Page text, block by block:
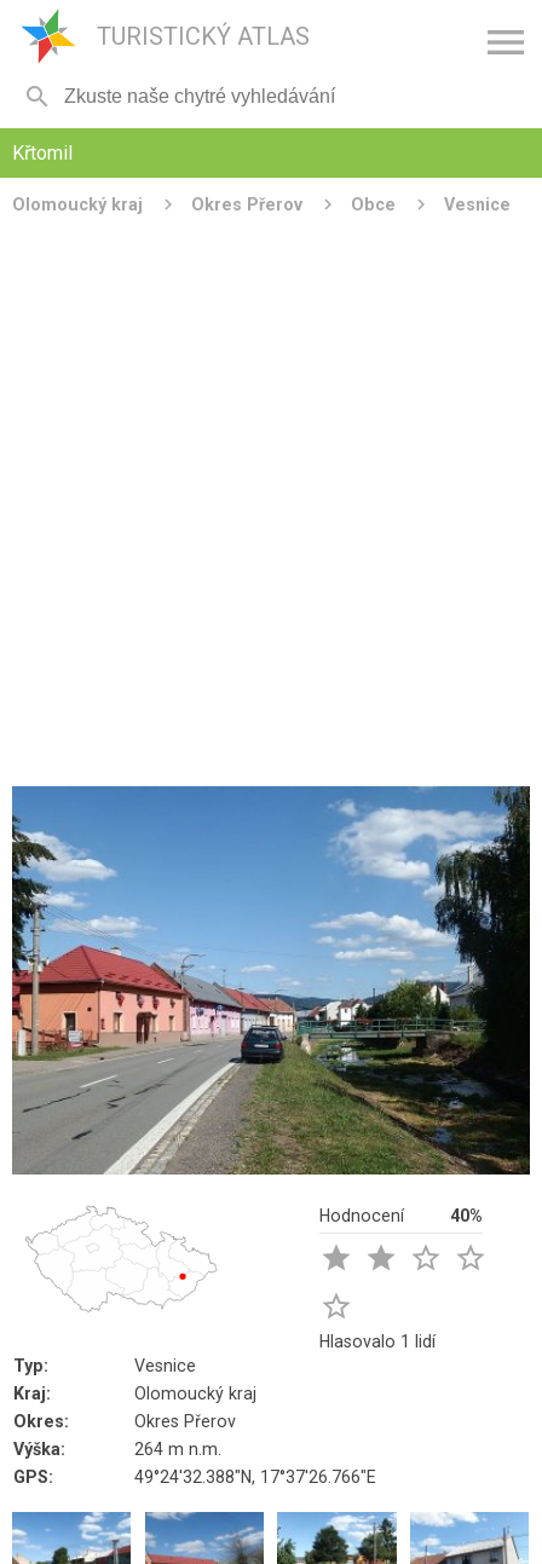
TURISTICKÝ ATLAS 

Křtomil
Olomoucký kraj Okres Přerov Obce Vesnice
Hodnocení 40%
   

Hlasovalo 1 lidí
Typ:
Vesnice
Kraj:
Olomoucký kraj
Okres:
Okres Přerov
Výška:
264 m n.m.
GPS:
49°24'32.388"N, 17°37'26.766"E